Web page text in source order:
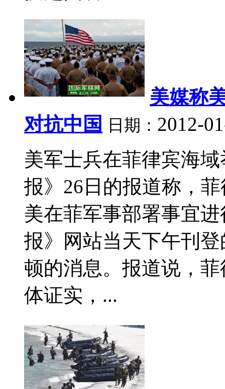
美媒称
对抗中国
日期： 2012-
美军士兵在菲律宾海
报》26日的报道称，
美在菲军事部署事宜
报》网站当天下午刊
顿的消息。报道说，
体证实，...